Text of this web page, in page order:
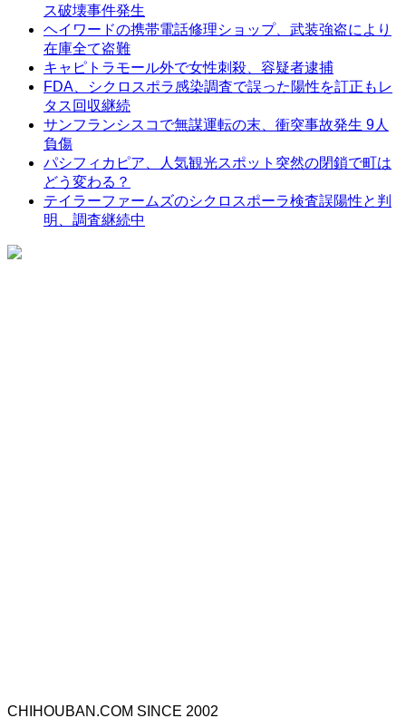
ス破壊事件発生
ヘイワードの携帯電話修理ショップ、武装強盗により
在庫全て盗難
キャピトラモール外で女性刺殺、容疑者逮捕
FDA、シクロスポラ感染調査で誤った陽性を訂正もレ
タス回収継続
サンフランシスコで無謀運転の末、衝突事故発生 9人
負傷
パシフィカピア、人気観光スポット突然の閉鎖で町は
どう変わる？
テイラーファームズのシクロスポーラ検査誤陽性と判
明、調査継続中
CHIHOUBAN.COM SINCE 2002